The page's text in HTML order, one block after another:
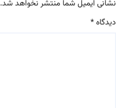
نشانی ایمیل شما منتشر نخواهد شد.
دیدگاه*